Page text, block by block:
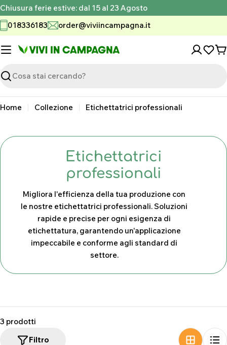
Vai
al
contenuto
Chiusura ferie estive: dal 15 al 23 Agosto
018336183
order@viviincampagna.it
Ricerca
Home Collezione Etichettatrici professionali
l
l
o
e
:
Etichettatrici
professionali
Migliora l'efficienza della tua produzione con
le nostre etichettatrici professionali. Soluzioni
rapide e precise per ogni esigenza di
etichettatura, garantendo un'applicazione
impeccabile e conforme agli standard di
settore.
3 prodotti
Filtro